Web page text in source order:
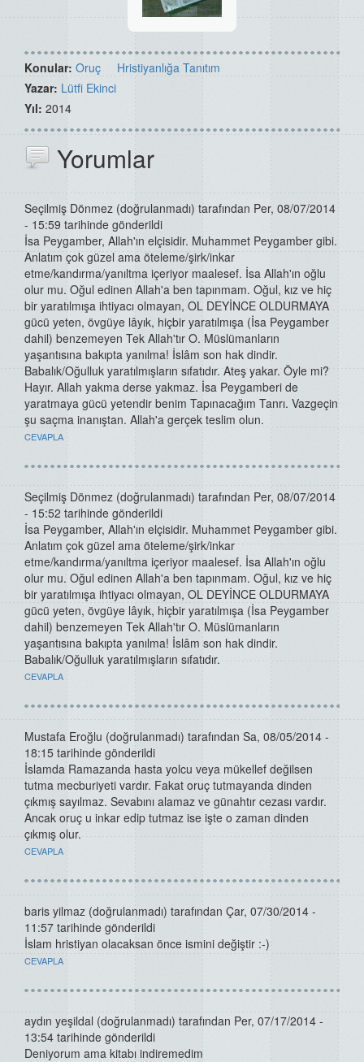
Konular: Oruç
Hristiyanlığa Tanıtım
Yazar: Lütfi Ekinci
Yıl: 2014
Yorumlar
Seçilmiş Dönmez (doğrulanmadı) tarafından Per, 08/07/2014
- 15:59 tarihinde gönderildi
İsa Peygamber, Allah'ın elçisidir. Muhammet Peygamber gibi.
Anlatım çok güzel ama öteleme/şirk/inkar
etme/kandırma/yanıltma içeriyor maalesef. İsa Allah'ın oğlu
olur mu. Oğul edinen Allah'a ben tapınmam. Oğul, kız ve hiç
bir yaratılmışa ihtiyacı olmayan, OL DEYİNCE OLDURMAYA
gücü yeten, övgüye lâyık, hiçbir yaratılmışa (İsa Peygamber
dahil) benzemeyen Tek Allah'tır O. Müslümanların
yaşantısına bakıpta yanılma! İslâm son hak dindir.
Babalık/Oğulluk yaratılmışların sıfatıdır. Ateş yakar. Öyle mi?
Hayır. Allah yakma derse yakmaz. İsa Peygamberi de
yaratmaya gücü yetendir benim Tapınacağım Tanrı. Vazgeçin
şu saçma inanıştan. Allah'a gerçek teslim olun.
CEVAPLA
Seçilmiş Dönmez (doğrulanmadı) tarafından Per, 08/07/2014
- 15:52 tarihinde gönderildi
İsa Peygamber, Allah'ın elçisidir. Muhammet Peygamber gibi.
Anlatım çok güzel ama öteleme/şirk/inkar
etme/kandırma/yanıltma içeriyor maalesef. İsa Allah'ın oğlu
olur mu. Oğul edinen Allah'a ben tapınmam. Oğul, kız ve hiç
bir yaratılmışa ihtiyacı olmayan, OL DEYİNCE OLDURMAYA
gücü yeten, övgüye lâyık, hiçbir yaratılmışa (İsa Peygamber
dahil) benzemeyen Tek Allah'tır O. Müslümanların
yaşantısına bakıpta yanılma! İslâm son hak dindir.
Babalık/Oğulluk yaratılmışların sıfatıdır.
CEVAPLA
Mustafa Eroğlu (doğrulanmadı) tarafından Sa, 08/05/2014 -
18:15 tarihinde gönderildi
İslamda Ramazanda hasta yolcu veya mükellef değilsen
tutma mecburiyeti vardır. Fakat oruç tutmayanda dinden
çıkmış sayılmaz. Sevabını alamaz ve günahtır cezası vardır.
Ancak oruç u inkar edip tutmaz ise işte o zaman dinden
çıkmış olur.
CEVAPLA
baris yilmaz (doğrulanmadı) tarafından Çar, 07/30/2014 -
11:57 tarihinde gönderildi
İslam hristiyan olacaksan önce ismini değiştir :-)
CEVAPLA
aydın yeşildal (doğrulanmadı) tarafından Per, 07/17/2014 -
13:54 tarihinde gönderildi
Deniyorum ama kitabı indiremedim